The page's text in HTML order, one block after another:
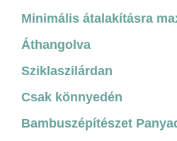
Minimális átalakításra
Áthangolva
Sziklaszilárdan
Csak könnyedén
Bambuszépítészet